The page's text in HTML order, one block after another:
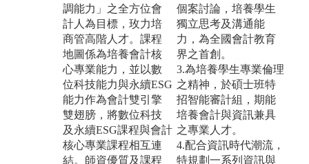
調能力」之全方位會
計人為目標，玫力培
商管高階人才。課程
地圖係為培養會計核
心專業能力，並以數
位科技能力與永續ESG
能力作為會計雙引擎
雙翅膀，將數位科技
及永續ESG課程與會計
核心專業課程相互連
結。師資優質及課程
個案討論，培養學生
獨立思考及溝通能
力，為全國會計教育
界之首創。
3.為培養學生專業倫理
之精神，於碩士班特
招智能審計組，期能
培養會計與資訊兼具
之專業人才。
4.配合資訊時代潮流，
特規劃一系列資訊與